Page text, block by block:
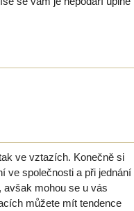
ve vztazích. Konečně si
ve společnosti a při jednání
avšak mohou se u vás
můžete mít tendence